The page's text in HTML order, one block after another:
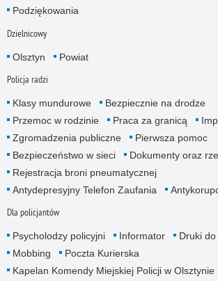
Podziękowania
Dzielnicowy
Olsztyn Powiat
Policja radzi
Klasy mundurowe
Bezpiecznie na drodze
Przemoc w rodzinie
Praca za granicą
Zgromadzenia publiczne
Pierwsza pomoc
Bezpieczeństwo w sieci
Dokumenty oraz
Rejestracja broni pneumatycznej
Antydepresyjny Telefon Zaufania
Dla policjantów
Psycholodzy policyjni Informator
Druki
Mobbing
Poczta Kurierska
Kapelan Komendy Miejskiej Policji w Olsztynie